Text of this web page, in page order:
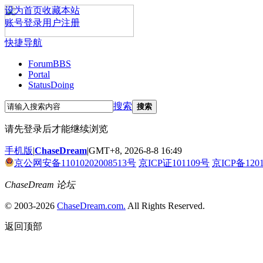
设为首页收藏本站
账号登录用户注册
快捷导航
ForumBBS
Portal
StatusDoing
搜索 搜索
请先登录后才能继续浏览
手机版|ChaseDream|GMT+8, 2026-8-8 16:49
京公网安备11010202008513号 京ICP证101109号 京ICP备
ChaseDream 论坛
© 2003-2026 ChaseDream.com. All Rights Reserved.
返回顶部